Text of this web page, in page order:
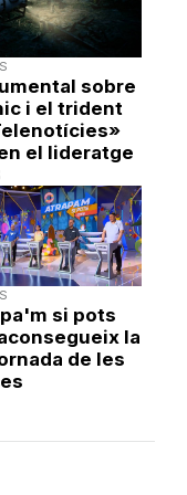
sobre
i el trident
el lideratge
si pots
la
de les